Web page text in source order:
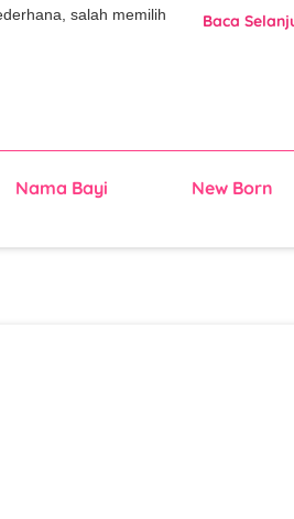
salah memilih
Baca
Nama Bayi New Born